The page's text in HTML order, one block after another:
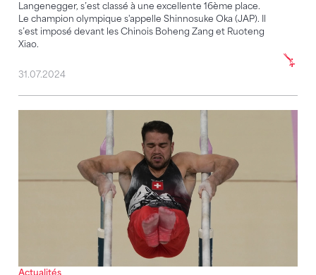
Langenegger, s’est classé à une excellente 16ème place.
Le champion olympique s'appelle Shinnosuke Oka (JAP). Il
s’est imposé devant les Chinois Boheng Zang et Ruoteng
Xiao.
31.07.2024
Actualités
Une bonne septième place en finale par équipes